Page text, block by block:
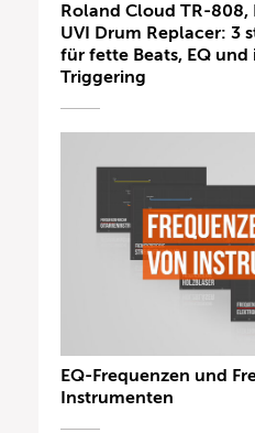
Roland Cloud TR-808,
UVI Drum Replacer: 3
für fette Beats, EQ
Triggering
EQ-Frequenzen und
Instrumenten